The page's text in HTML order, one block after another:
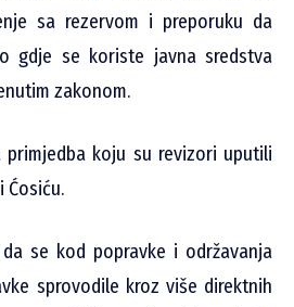
sa rezervom i preporuku da
gdje se koriste javna sredstva
zakonom.
koju su revizori uputili
Ćosiću.
se kod popravke i održavanja
sprovodile kroz više direktnih